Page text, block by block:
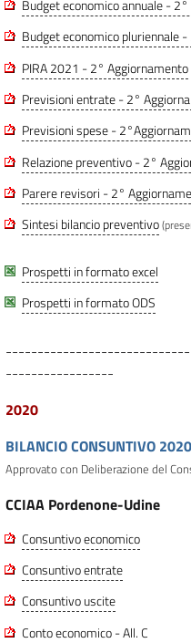
Budget economico annuale -
Budget economico pluriennale
PIRA 2021 - 2° Aggiornamento
Previsioni entrate - 2°
Previsioni spese -
Relazione preventivo - 2°
Parere revisori - 2°
Sintesi bilancio preventivo
Prospetti in formato excel
Prospetti in formato ODS
-----------------
2020
BILANCIO CONSUNTIVO 2020
Approvato con Deliberazione del
CCIAA Pordenone-Udine
Consuntivo economico
Consuntivo entrate
Consuntivo uscite
Conto economico - All. C